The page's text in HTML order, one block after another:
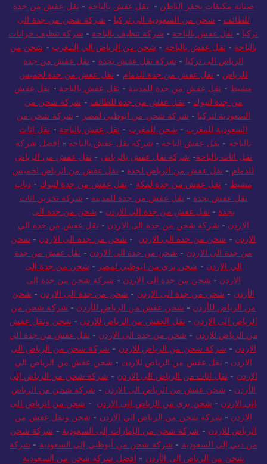
صيانة مكيفات بحفر الباطن - نقل عفش بالباحة - نقل عفش من جدة
للطائف - شحن من السعودية الى تركيا - شركة شحن من جدة الى
تركيا - نقل عفش بالباحة - شركة تنظيف بالباحة - شركة تنظيف خزانات
بالباحة - نقل عفش بالباحة - شحن من الرياض الي المغرب - شحن من
الرياض الى تركيا - شركة نقل عفش بجدة - نقل عفش من جدة
للرياض - نقل عفش من جدة للدمام - نقل عفش من جدة لخميس
مشيط - نقل عفش من جدة للمدينة - نقل عفش بالباحة - نقل عفش
من جدة لتبوك - نقل عفش من جدة للطائف - شركة شحن من
السعودية لتركيا - شركة شحن من ابوظبي لمصر - شركة شحن من
السعودية للمغرب - شحن للمغرب - نقل عفش بالباحة - نقل اثاث
بالباحة - نقل عفش الباحة - شركة نقل عفش بالباحة - افضل شركة
نقل اثاث بالباحة- شركة نقل عفش بالرياض - نقل عفش من الرياض
للدمام - نقل عفش من الرياض لجدة - نقل عفش من الرياض لخميس
مشيط - نقل عفش من جدة لمكة - نقل عفش من جدة لتبوك - دباب
نقل عفش بجدة - نقل عفش من جدة للمدينة - شركة تخزين اثاث
بجدة - نقل عفش من جدة الي الاردن - شحن من جدة الى
الاردن - شركة شحن من جدة الى الاردن - نقل عفش من جدة الي
الاردن - شحن من جدة الى الاردن - شحن من جدة الى الاردن - شحن
من جدة الى الاردن - شحن من جدة الى الاردن - نقل عفش من جدة
الي الاردن - شحن بري من ابوظبي لمصر - شحن من جدة الى
الاردن - شحن من جدة الى الاردن - شركة شحن من جدة إلى
الأردن - شحن من جدة الى الاردن - شحن من جدة الى الاردن - شحن
من الرياض للأردن - شحن عفش من الرياض للأردن - شركة شحن من
الرياض الى الاردن - نقل العفش من الرياض للاردن - شحن ونقل عفش
من الرياض للاردن - شحن من جدة الى الاردن - نقل عفش من جدة الي
الاردن - شركة شحن من الرياض للاردن - شركة شحن من الرياض الى
الاردن - نقل عفش من الرياض للاردن - شحن عفش من الرياض الي
الاردن - نقل اثاث من الرياض الى الاردن - شركة شحن من الرياض إلى
الأردن - شحن عفش من الرياض الى الاردن - شركة شحن من الرياض
الي الاردن - شحن بري من الرياض الى الاردن - شحن من الرياض الى
الاردن - شركة شحن من الرياض الي الاردن - شحن ونقل عفش من
الرياض للاردن - شركة شحن من الإمارات إلى السعودية - شركة شحن
من دبي إلى السعودية - شركة شحن من أبوظبي إلى السعودية - شركة
شحن من الرياض الى الأردن - افضل شركة شحن من السعودية